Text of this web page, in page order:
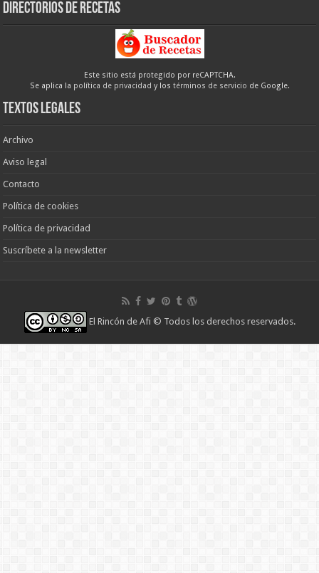
Directorios de recetas
Este sitio está protegido por reCAPTCHA.
Se aplica la política de privacidad y los términos de servicio de Google.
Textos legales
Archivo
Aviso legal
Contacto
Política de cookies
Política de privacidad
Suscríbete a la newsletter
El Rincón de Afi © Todos los derechos reservados.